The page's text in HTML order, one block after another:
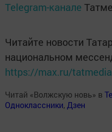
Telegram-канале
Читайте новости
национальном
https://max.ru/tatmedia
Читай «Волжскую новь» в
Одноклассники,Дзен